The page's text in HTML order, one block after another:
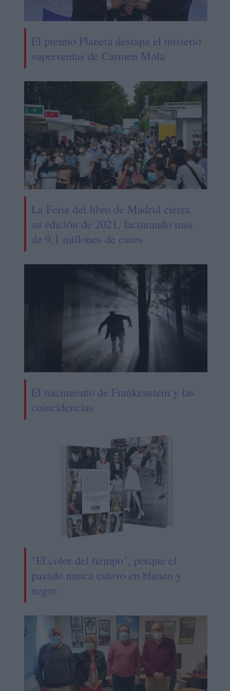
El premio Planeta destapa el misterio
superventas de Carmen Mola
La Feria del libro de Madrid cierra
su edición de 2021, facturando más
de 9,1 millones de euros
El nacimiento de Frankenstein y las
coincidencias
"El color del tiempo", porque el
pasado nunca estuvo en blanco y
negro